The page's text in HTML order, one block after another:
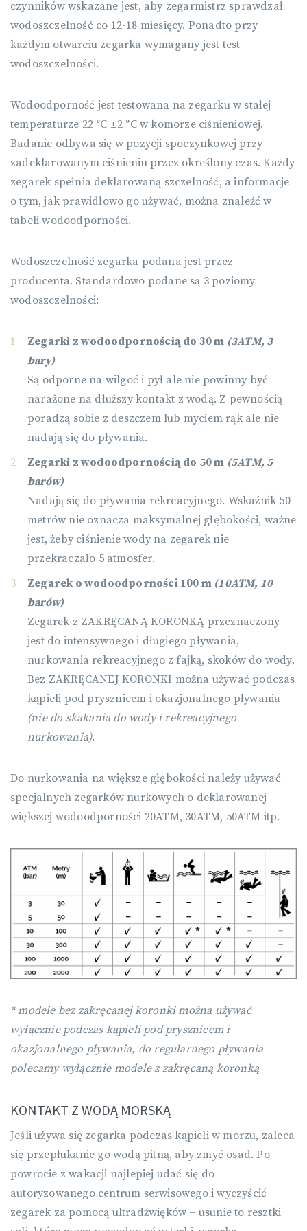
czynników wskazane jest, aby zegarmistrz sprawdzał
wodoszczelność co 12-18 miesięcy. Ponadto przy
każdym otwarciu zegarka wymagany jest test
wodoszczelności.
Wodoodporność jest testowana na zegarku w stałej
temperaturze 22 °C ±2 °C w komorze ciśnieniowej.
Badanie odbywa się w pozycji spoczynkowej przy
zadeklarowanym ciśnieniu przez określony czas. Każdy
zegarek spełnia deklarowaną szczelność, a informacje
o tym, jak prawidłowo go używać, można znaleźć w
tabeli wodoodporności.
Wodoszczelność zegarka podana jest przez
producenta. Standardowo podane są 3 poziomy
wodoszczelności:
Zegarki z wodoodpornością do 30 m (3ATM, 3
bary)
Są odporne na wilgoć i pył ale nie powinny być
narażone na dłuższy kontakt z wodą. Z pewnością
poradzą sobie z deszczem lub myciem rąk ale nie
nadają się do pływania.
Zegarki z wodoodpornością do 50 m (5ATM, 5
barów)
Nadają się do pływania rekreacyjnego. Wskaźnik 50
metrów nie oznacza maksymalnej głębokości, ważne
jest, żeby ciśnienie wody na zegarek nie
przekraczało 5 atmosfer.
Zegarek o wodoodporności 100 m (10ATM, 10
barów)
Zegarek z ZAKRĘCANĄ KORONKĄ przeznaczony
jest do intensywnego i długiego pływania,
nurkowania rekreacyjnego z fajką, skoków do wody.
Bez ZAKRĘCANEJ KORONKI można używać podczas
kąpieli pod prysznicem i okazjonalnego pływania
(nie do skakania do wody i rekreacyjnego
nurkowania).
Do nurkowania na większe głębokości należy używać
specjalnych zegarków nurkowych o deklarowanej
większej wodoodporności 20ATM, 30ATM, 50ATM itp.
* modele bez zakręcanej koronki można używać
wyłącznie podczas kąpieli pod prysznicem i
okazjonalnego pływania, do regularnego pływania
polecamy wyłącznie modele z zakręcaną koronką
KONTAKT Z WODĄ MORSKĄ
Jeśli używa się zegarka podczas kąpieli w morzu, zaleca
się przepłukanie go wodą pitną, aby zmyć osad. Po
powrocie z wakacji najlepiej udać się do
autoryzowanego centrum serwisowego i wyczyścić
zegarek za pomocą ultradźwięków – usunie to resztki